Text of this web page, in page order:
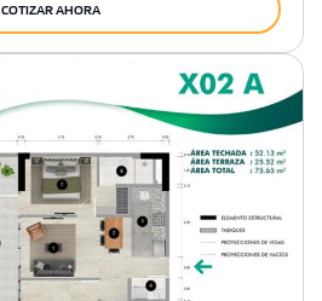
COTIZAR AHORA